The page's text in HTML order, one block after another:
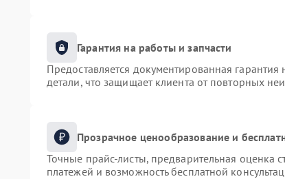
Гарантия на работы и запчасти
Предоставляется документированная
детали, что защищает клиента от повторных
Прозрачное ценообразование и
Точные прайс-листы, предварительная оценка
платежей и возможность бесплатной